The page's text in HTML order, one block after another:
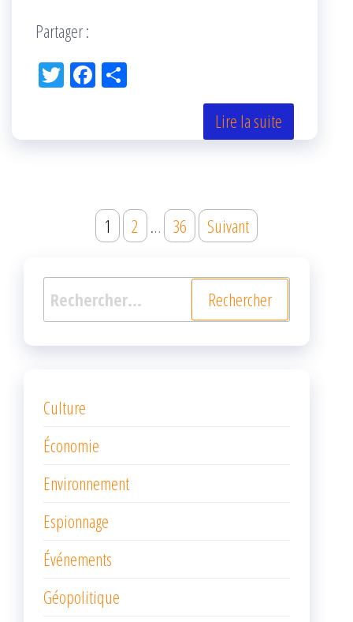
Partager :
Tw Fac
k r
Lire la suite
Navigation
articles
1 2 … 36 Suivant
Rechercher :
Culture
Économie
Environnement
Espionnage
Événements
Géopolitique